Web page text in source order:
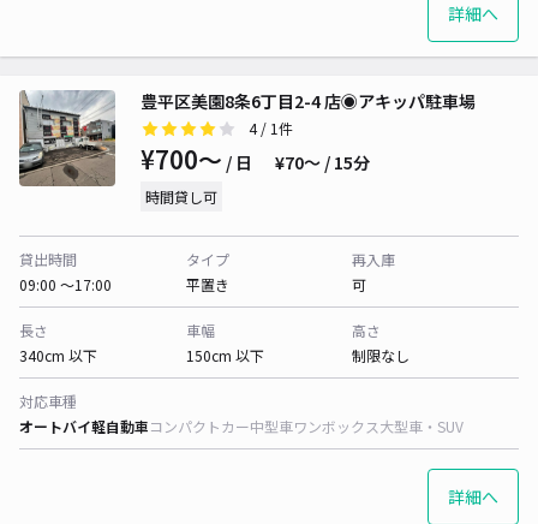
詳細へ
豊平区美園8条6丁目2-4 店◉アキッパ駐車場
4/ 1件
¥700〜 / 日 ¥70〜 / 15分
時間貸し可
貸出時間
09:00 〜17:00
タイプ
平置き
再入庫
可
長さ
340cm 以下
車幅
150cm 以下
高さ
制限なし
対応車種
オートバイ軽自動車コンパクトカー中型車ワンボックス大型車・SUV
詳細へ